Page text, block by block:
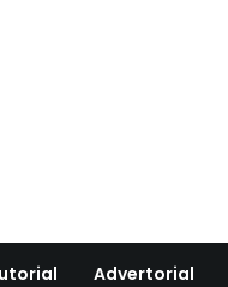
Advertorial